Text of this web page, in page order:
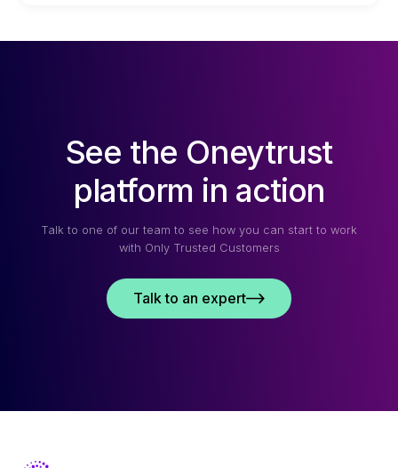
See the Oneytrust
platform in action
Talk to one of our team to see how you can start to work
with Only Trusted Customers
Talk to an expert